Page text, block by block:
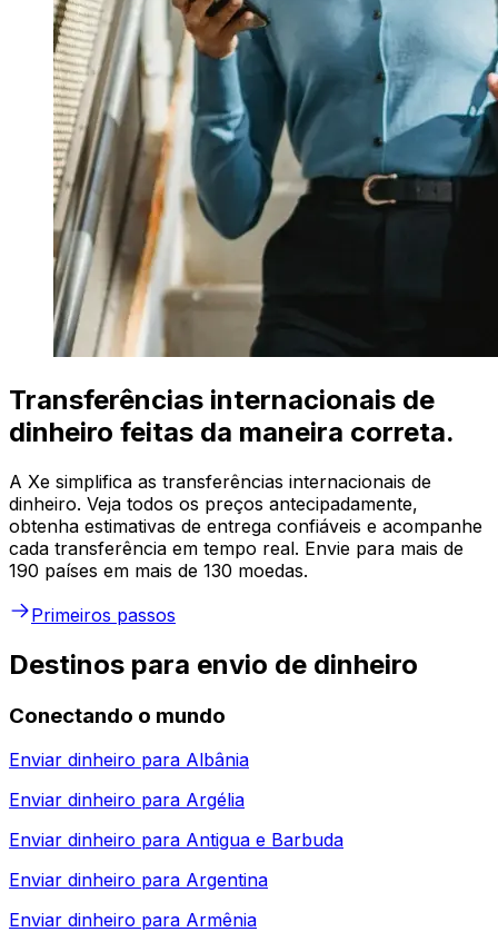
Transferências internacionais de
dinheiro feitas da maneira correta.
A Xe simplifica as transferências internacionais de
dinheiro. Veja todos os preços antecipadamente,
obtenha estimativas de entrega confiáveis e acompanhe
cada transferência em tempo real. Envie para mais de
190 países em mais de 130 moedas.
Primeiros passos
Destinos para envio de dinheiro
Conectando o mundo
Enviar dinheiro para Albânia
Enviar dinheiro para Argélia
Enviar dinheiro para Antigua e Barbuda
Enviar dinheiro para Argentina
Enviar dinheiro para Armênia